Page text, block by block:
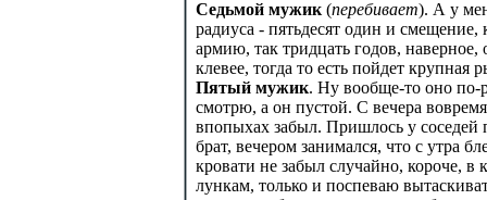
Седьмой мужик (перебивает). А у
радиуса - пятьдесят один и
армию, так тридцать годов,
клевее, тогда то есть пойдет крупная
Пятый мужик. Ну вообще-то оно по-
смотрю, а он пустой. С вечера
впопыхах забыл. Пришлось у соседей
брат, вечером занимался, что с утра
кровати не забыл случайно, короче,
лункам, только и поспеваю